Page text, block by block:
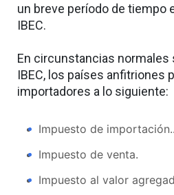
un breve período de tiempo
IBEC.
En circunstancias
IBEC, los países anfitriones
importadores a lo siguiente:
Impuesto de importación..
Impuesto de venta.
Impuesto al valor